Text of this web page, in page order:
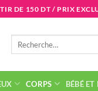
DE 150 DT / PRIX
CORPS BÉBÉ